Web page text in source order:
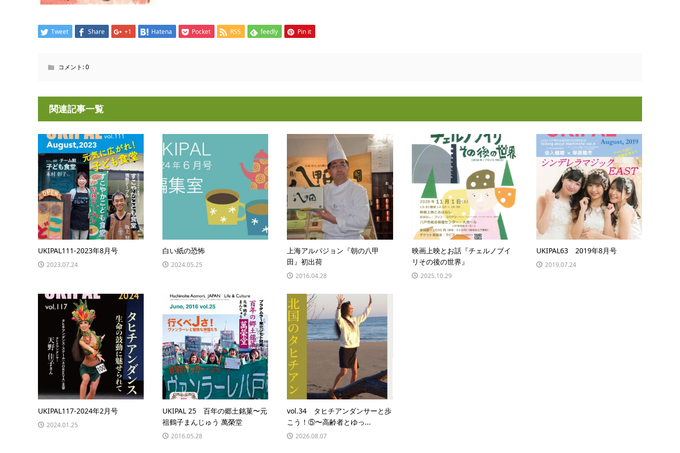
Tweet Share +1 Hatena Pocket RSS feedly Pin it
コメント:0
関連記事一覧
UKIPAL111-2023年8月号
2023.07.24
白い紙の恐怖
2024.05.25
上海アルパジョン『朝の八甲
田』初出荷
2016.04.28
映画上映とお話『チェルノブイ
リその後の世界』
2025.10.29
UKIPAL63 2019年8月号
2019.07.24
UKIPAL117-2024年2月号
2024.01.25
UKIPAL 25 百年の郷土銘菓〜元
祖鶴子まんじゅう 萬榮堂
2016.05.28
vol.34 タヒチアンダンサーと歩
こう！⑤〜高齢者とゆっ...
2026.08.07